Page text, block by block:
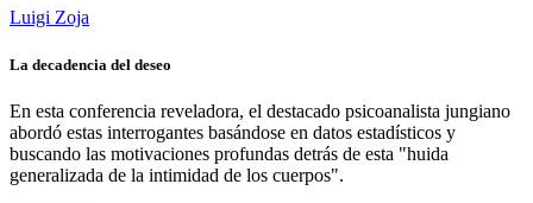
Luigi Zoja
La decadencia del deseo
En esta conferencia reveladora, el destacado psicoanalista jungiano
abordó estas interrogantes basándose en datos estadísticos y
buscando las motivaciones profundas detrás de esta "huida
generalizada de la intimidad de los cuerpos".